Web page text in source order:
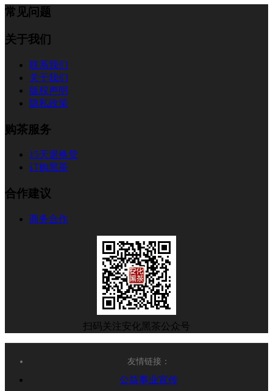
常见问题
关于我们
联系我们
关于我们
版权声明
隐私政策
购茶服务
15天退换货
订购黑茶
合作建议
商务合作
扫码关注安化黑茶公众号
友情链接：
公益事业宣传